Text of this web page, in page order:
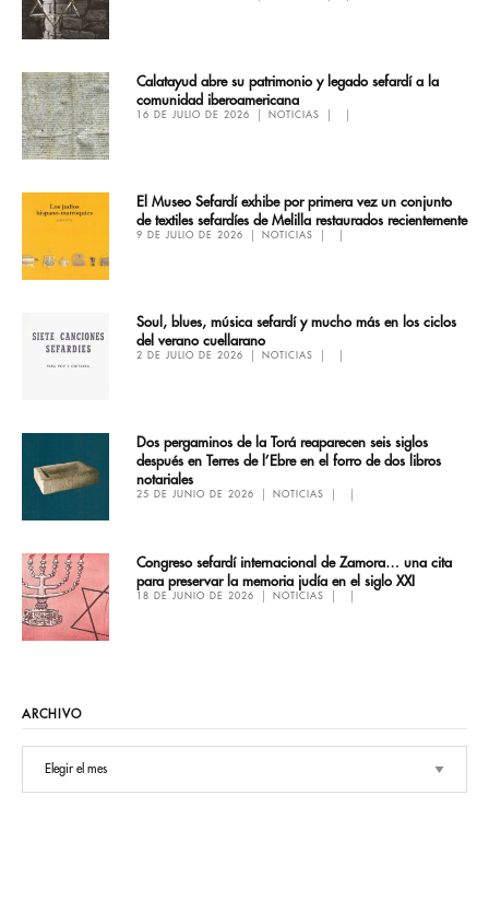
Calatayud abre su patrimonio y legado sefardí a la
comunidad iberoamericana
16 DE JULIO DE 2026 NOTICIAS
El Museo Sefardí exhibe por primera vez un conjunto
de textiles sefardíes de Melilla restaurados recientemente
9 DE JULIO DE 2026 NOTICIAS
Soul, blues, música sefardí y mucho más en los ciclos
del verano cuellarano
2 DE JULIO DE 2026 NOTICIAS
Dos pergaminos de la Torá reaparecen seis siglos
después en Terres de l’Ebre en el forro de dos libros
notariales
25 DE JUNIO DE 2026 NOTICIAS
Congreso sefardí internacional de Zamora… una cita
para preservar la memoria judía en el siglo XXI
18 DE JUNIO DE 2026 NOTICIAS
ARCHIVO